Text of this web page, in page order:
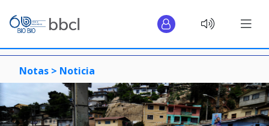
Notas > Noticia